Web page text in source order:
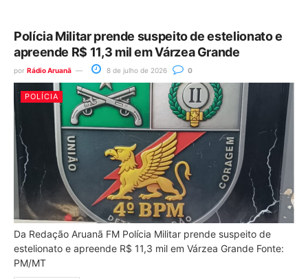
Polícia Militar prende suspeito de estelionato e
apreende R$ 11,3 mil em Várzea Grande
por Rádio Aruanã 8 de julho de 2026 0
POLÍCIA
Da Redação Aruanã FM Polícia Militar prende suspeito de
estelionato e apreende R$ 11,3 mil em Várzea Grande Fonte:
PM/MT